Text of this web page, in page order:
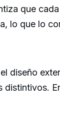
que
lo que lo
diseño
distintivos.